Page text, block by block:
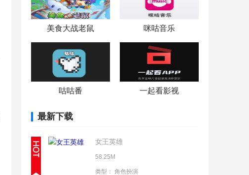
美食大战老鼠 咪咕音乐
咕咕番 一起看影视
最新下载
女王英雄
58.25M
类型： 角色扮演